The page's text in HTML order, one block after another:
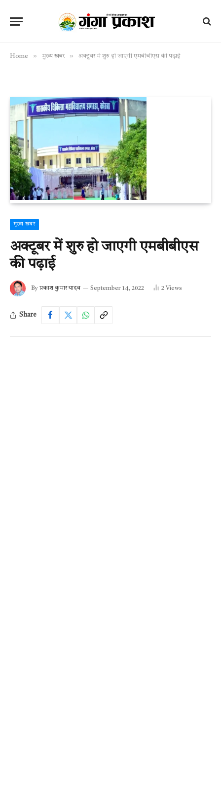
Home » मुख्य खबर » अक्टूबर में शुरु हो जाएगी एमबीबीएस की पढ़ाई
मुख्य खबर
अक्टूबर में शुरु हो जाएगी एमबीबीएस
की पढ़ाई
By प्रकाश कुमार यादव September 14, 2022 2 Views
Share